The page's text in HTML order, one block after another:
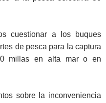
cuestionar a los buques
de pesca para la captura
millas en alta mar o en
sobre la inconveniencia